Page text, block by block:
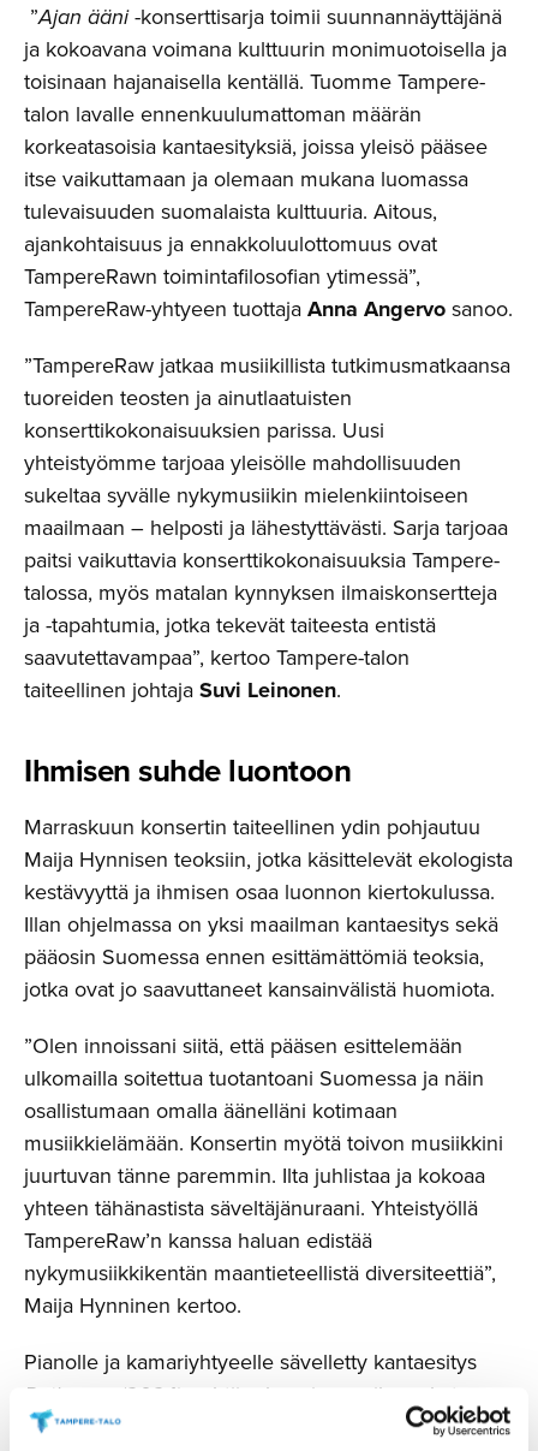
”Ajan ääni-konserttisarja toimii suunnannäyttäjänä
ja kokoavana voimana kulttuurin monimuotoisella ja
toisinaan hajanaisella kentällä. Tuomme Tampere-
talon lavalle ennenkuulumattoman määrän
korkeatasoisia kantaesityksiä, joissa yleisö pääsee
itse vaikuttamaan ja olemaan mukana luomassa
tulevaisuuden suomalaista kulttuuria. Aitous,
ajankohtaisuus ja ennakkoluulottomuus ovat
TampereRawn toimintafilosofian ytimessä”,
TampereRaw-yhtyeen tuottajaAnna Angervosanoo.
”TampereRaw jatkaa musiikillista tutkimusmatkaansa
tuoreiden teosten ja ainutlaatuisten
konserttikokonaisuuksien parissa. Uusi
yhteistyömme tarjoaa yleisölle mahdollisuuden
sukeltaa syvälle nykymusiikin mielenkiintoiseen
maailmaan – helposti ja lähestyttävästi. Sarja tarjoaa
paitsi vaikuttavia konserttikokonaisuuksia Tampere-
talossa, myös matalan kynnyksen ilmaiskonsertteja
ja -tapahtumia, jotka tekevät taiteesta entistä
saavutettavampaa”, kertoo Tampere-talon
taiteellinen johtajaSuvi Leinonen.
Ihmisen suhde luontoon
Marraskuun konsertin taiteellinen ydin pohjautuu
Maija Hynnisen teoksiin, jotka käsittelevät ekologista
kestävyyttä ja ihmisen osaa luonnon kiertokulussa.
Illan ohjelmassa on yksi maailman kantaesitys sekä
pääosin Suomessa ennen esittämättömiä teoksia,
jotka ovat jo saavuttaneet kansainvälistä huomiota.
”Olen innoissani siitä, että pääsen esittelemään
ulkomailla soitettua tuotantoani Suomessa ja näin
osallistumaan omalla äänelläni kotimaan
musiikkielämään. Konsertin myötä toivon musiikkini
juurtuvan tänne paremmin. Ilta juhlistaa ja kokoaa
yhteen tähänastista säveltäjänuraani. Yhteistyöllä
TampereRaw’n kanssa haluan edistää
nykymusiikkikentän maantieteellistä diversiteettiä”,
Maija Hynninen kertoo.
Pianolle ja kamariyhtyeelle sävelletty kantaesitys
Pathways
(2024) pohtii urbaanin maailman katoavaa
kauneutta. Teoksen ensimmäinen osa kuultiin